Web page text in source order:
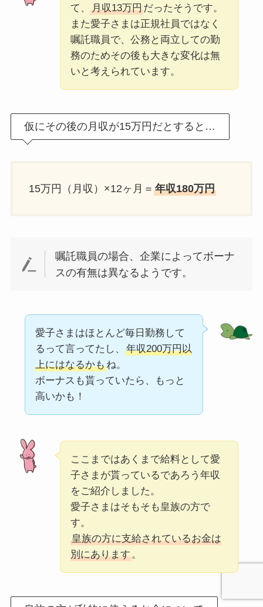
て、
月収13万円だったそうです。
また愛子さまは正規社員ではなく
嘱託職員で、公務と両立しての勤
務のためその後も大きな変化は無
いと考えられています。
仮にその後の月収が15万円だとすると…
15万円（月収）×12ヶ月＝ 年収180万円
嘱託職員の場合、企業によってボーナ
スの有無は異なるようです。
愛子さまはほとんど毎日勤務して
るって言ってたし、
年収200万円以
上にはなるかもね。
ボーナスも貰っていたら、もっと
高いかも！
ここまではあくまで給料として愛
子さまが貰っているであろう年収
をご紹介しました。
愛子さまはそもそも皇族の方で
す。
皇族の方に支給されているお金は
別にあります。